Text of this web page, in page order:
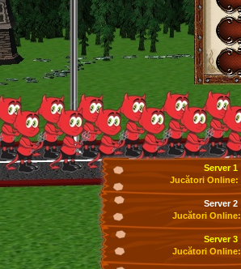
Server 1
Jucători Online:
Server 2
Jucători Online:
Server 3
Jucători Online: